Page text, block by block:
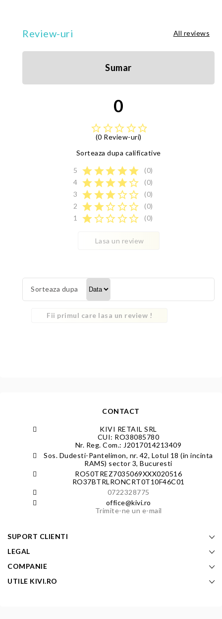
Review-uri All reviews
Sumar
0
star_borderstar_borderstar_borderstar_borderstar_border
(0 Review-uri)
Sorteaza dupa calificative
5 starstarstarstarstar
(0)
4 starstarstarstarstar_border
(0)
3
starstarstarstar_borderstar_border
(0)
2
starstarstar_borderstar_borderstar_border
(0)
1
starstar_borderstar_borderstar_borderstar_border (0)
Lasa un review
Sorteaza dupa
Fii primul care lasa un review !
CONTACT
KIVI RETAIL SRL
CUI: RO38085780
Nr. Reg. Com.: J2017014213409
Sos. Dudesti-Pantelimon, nr. 42, Lotul 18 (in incinta
RAMS) sector 3, Bucuresti
RO50TREZ7035069XXX020516
RO37BTRLRONCRT0T10F46C01
0722328775
office@kivi.ro
Trimite-ne un e-mail
SUPORT CLIENTI
LEGAL
COMPANIE
UTILE KIVI.RO